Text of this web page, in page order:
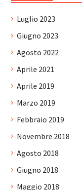
Luglio 2023
Giugno 2023
Agosto 2022
Aprile 2021
Aprile 2019
Marzo 2019
Febbraio 2019
Novembre 2018
Agosto 2018
Giugno 2018
Maggio 2018